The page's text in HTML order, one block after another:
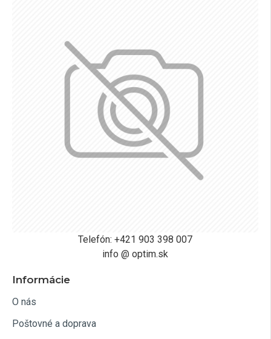
Telefón: +421 903 398 007
info @ optim.sk
Informácie
O nás
Poštovné a doprava